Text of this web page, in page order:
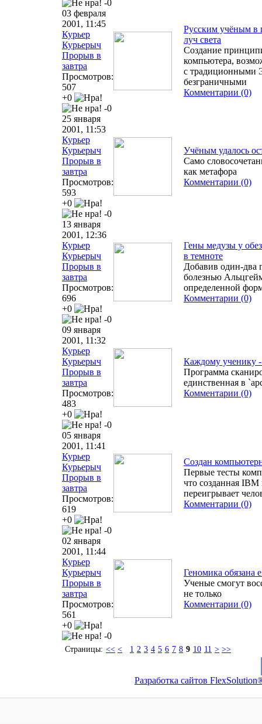
-0
03 февраля
2001, 11:45
Курьер
Курьерыч
Прорыв в
завтра
Просмотров:
507
+0
-0
Русским учёным в
луч света
Создание
компьютера,
с традиционными
безграничными
Комментарии (0)
25 января
2001, 11:53
Курьер
Курьерыч
Прорыв в
завтра
Просмотров:
593
+0
-0
Учёным удалось
Само
как метафора
Комментарии (0)
13 января
2001, 12:36
Курьер
Курьерыч
Прорыв в
завтра
Просмотров:
696
+0
-0
Гены медузы у
в темноте
Добавив один-два
болезнью
определенной
Комментарии (0)
09 января
2001, 11:32
Курьер
Курьерыч
Прорыв в
завтра
Просмотров:
483
+0
-0
Каждому ученику
Программа
единственная в
Комментарии (0)
05 января
2001, 11:41
Курьер
Курьерыч
Прорыв в
завтра
Просмотров:
619
+0
-0
Создан
Первые тесты
что созданная
переигрывает
Комментарии (0)
02 января
2001, 11:44
Курьер
Курьерыч
Прорыв в
завтра
Просмотров:
561
+0
-0
Геномика обязана
Ученые смогут
не только
Комментарии (0)
Страницы: << < 1 2 3 4 5 6 7 8 9 10 11 > >>
Разработка сайтов